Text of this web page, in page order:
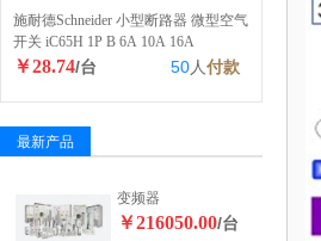
施耐德Schneider 小型断路器 微型空气
开关 iC65H 1P B 6A 10A 16A
￥28.74/台 50人付款
最新产品
变频器
￥216050.00/台